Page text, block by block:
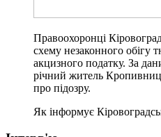
Правоохоронці
схему незаконного обігу
акцизного податку. За
річний житель
про підозру.
Як інформує